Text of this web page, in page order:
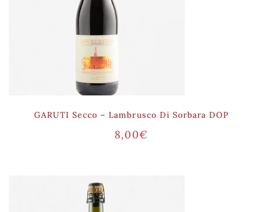
GARUTI Secco – Lambrusco Di Sorbara DOP
8,00€